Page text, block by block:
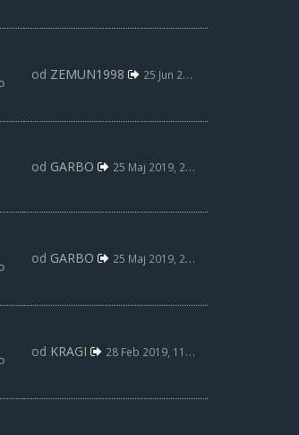
od ZEMUN1998 25 Jun 2019, 01:21
od GARBO 25 Maj 2019, 22:05
od GARBO 25 Maj 2019, 22:01
od KRAGI 28 Feb 2019, 11:13